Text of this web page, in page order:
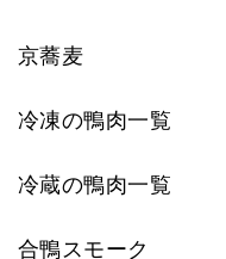
京蕎麦
冷凍の鴨肉一覧
冷蔵の鴨肉一覧
合鴨スモーク